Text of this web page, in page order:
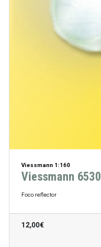
Viessmann 1:160
Viessmann 6530
Foco reflector
12,00€